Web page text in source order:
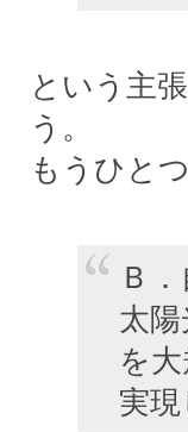
という主
う。
もうひとつ
Ｂ
太
を
実現